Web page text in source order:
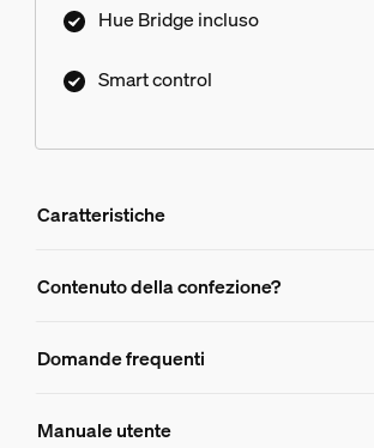
Hue Bridge incluso
Smart control
Caratteristiche
Caratteristiche
8719514291492
Dimensioni della lampadina
Contenuto della confezione?
Domande frequenti
Domande frequenti
Manuale utente